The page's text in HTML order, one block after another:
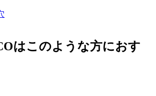
はこのような方におす